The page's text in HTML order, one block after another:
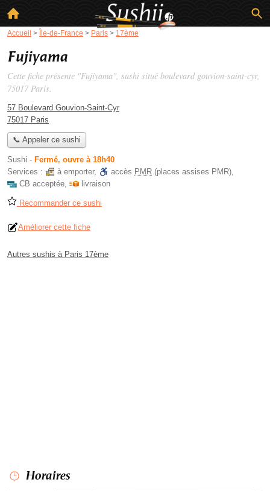
Accueil > Île-de-France > Paris > 17ème
Fujiyama
Cette fiche présente "Fujiyama", sushi situé boulevard gouvion-saint-cyr,
75017 Paris.
57 Boulevard Gouvion-Saint-Cyr
75017 Paris
📞 Appeler ce sushi
Sushi - Fermé, ouvre à 18h40
Services :
à emporter, accès PMR (places assises PMR),
CB acceptée, livraison
Recommander ce sushi
Améliorer cette fiche
Autres sushis à Paris 17ème
Horaires